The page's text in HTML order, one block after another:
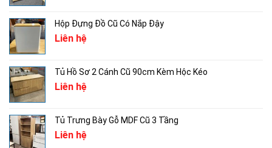
3,800,000₫.là:
Hộp Đựng Đồ Cũ Có Nắp Đậy
Liên hệ
Tủ Hồ Sơ 2 Cánh Cũ 90cm Kèm Hộc Kéo
Liên hệ
Tủ Trưng Bày Gỗ MDF Cũ 3 Tầng
Liên hệ